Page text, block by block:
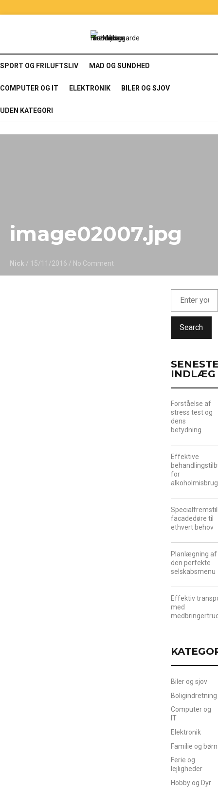
SPORT OG FRILUFTSLIV MAD OG SUNDHED
COMPUTER OG IT ELEKTRONIK BILER OG SJOV
UDEN KATEGORI
image02007.jpg
Nick / 15/11/2016 / No Comment
Search
INDLÆG
Forståelse af
stress test og
dens
betydning
Effektive
for
alkoholmisbrug
facadedøre til
ethvert behov
Planlægning af
den perfekte
selskabsmenu
Effektiv
med
Biler og sjov
Boligindretning
Computer og
IT
Elektronik
Familie og børn
Ferie og
lejligheder
Hobby og Dyr